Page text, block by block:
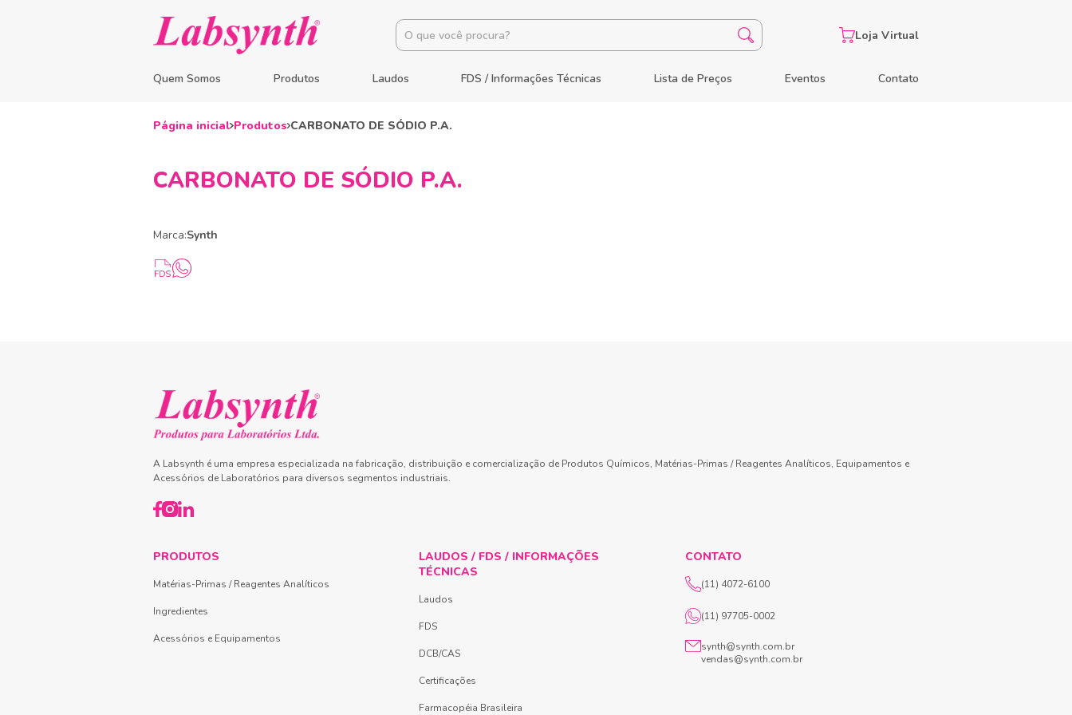
Quem Somos Produtos Laudos FDS / Informações Técnicas Lista de Preços Eventos Contato
Loja Virtual
Página inicial Produtos CARBONATO DE SÓDIO P.A.
CARBONATO DE SÓDIO P.A.
Marca:Synth
A Labsynth é uma empresa especializada na fabricação, distribuição e comercialização de Produtos Químicos, Matérias-Primas / Reagentes Analíticos, Equipamentos e
Acessórios de Laboratórios para diversos segmentos industriais.
PRODUTOS
Matérias-Primas / Reagentes Analíticos
Ingredientes
Acessórios e Equipamentos
LAUDOS / FDS / INFORMAÇÕES
TÉCNICAS
Laudos
FDS
DCB/CAS
Certificações
Farmacopéia Brasileira
CONTATO
(11) 4072-6100
(11) 97705-0002
synth@synth.com.br
vendas@synth.com.br